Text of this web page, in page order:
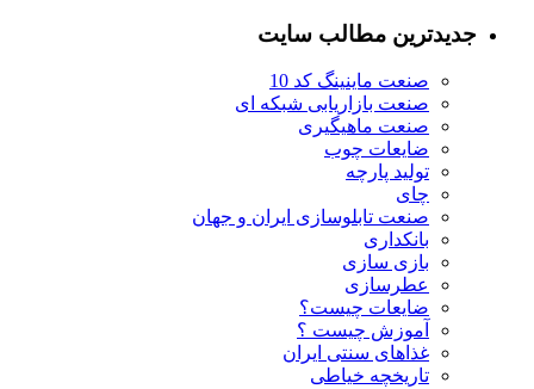
جدیدترین مطالب سایت
صنعت ماینینگ کد 10
صنعت بازاریابی شبکه ای
صنعت ماهیگیری
ضایعات چوب
تولید پارچه
چای
صنعت تابلوسازی ایران و جهان
بانکداری
بازی سازی
عطرسازی
ضایعات چیست؟
آموزش چیست ؟
غذاهای سنتی ایران
تاریخچه خیاطی